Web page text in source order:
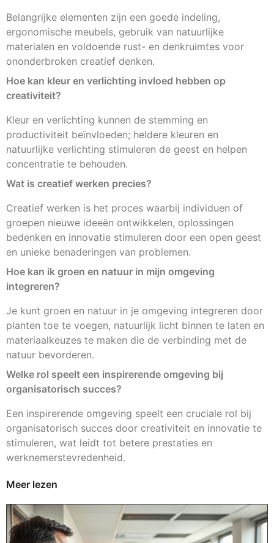
Belangrijke elementen zijn een goede indeling,
ergonomische meubels, gebruik van natuurlijke
materialen en voldoende rust- en denkruimtes voor
ononderbroken creatief denken.
Hoe kan kleur en verlichting invloed hebben op
creativiteit?
Kleur en verlichting kunnen de stemming en
productiviteit beïnvloeden; heldere kleuren en
natuurlijke verlichting stimuleren de geest en helpen
concentratie te behouden.
Wat is creatief werken precies?
Creatief werken is het proces waarbij individuen of
groepen nieuwe ideeën ontwikkelen, oplossingen
bedenken en innovatie stimuleren door een open geest
en unieke benaderingen van problemen.
Hoe kan ik groen en natuur in mijn omgeving
integreren?
Je kunt groen en natuur in je omgeving integreren door
planten toe te voegen, natuurlijk licht binnen te laten en
materiaalkeuzes te maken die de verbinding met de
natuur bevorderen.
Welke rol speelt een inspirerende omgeving bij
organisatorisch succes?
Een inspirerende omgeving speelt een cruciale rol bij
organisatorisch succes door creativiteit en innovatie te
stimuleren, wat leidt tot betere prestaties en
werknemerstevredenheid.
Meer lezen